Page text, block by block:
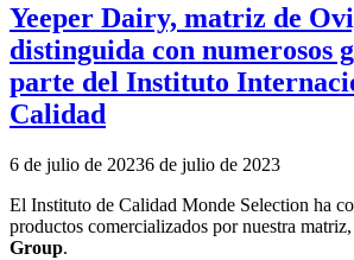
Yeeper Dairy, matriz de
distinguida con numerosos
parte del Instituto
Calidad
Publicado
6 de julio de 20236 de julio de 2023
El Instituto de Calidad Monde Selection ha
productos comercializados por nuestra matriz,
Group.